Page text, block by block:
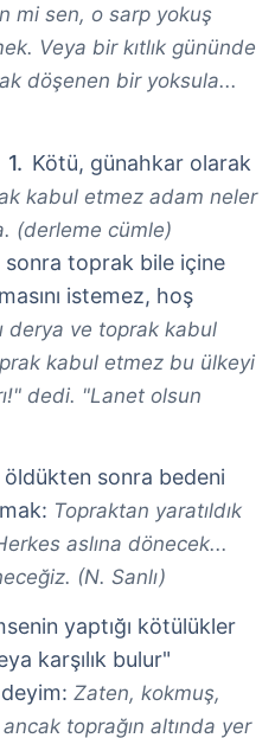
mi sen, o sarp yokuş
Veya bir kıtlık gününde
döşenen bir yoksula...
Kötü, günahkar olarak
kabul etmez adam neler
(derleme cümle)
toprak bile içine
istemez, hoş
derya ve toprak kabul
kabul etmez bu ülkeyi
dedi. "Lanet olsun
öldükten sonra bedeni
Topraktan yaratıldık
aslına dönecek...
(N. Sanlı)
yaptığı kötülükler
karşılık bulur"
deyim: Zaten, kokmuş,
toprağın altında yer